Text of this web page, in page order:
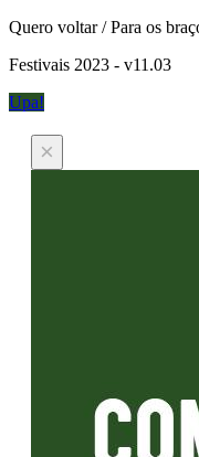
Quero voltar / Para os
Festivais 2023 - v11.03
Upa!
×